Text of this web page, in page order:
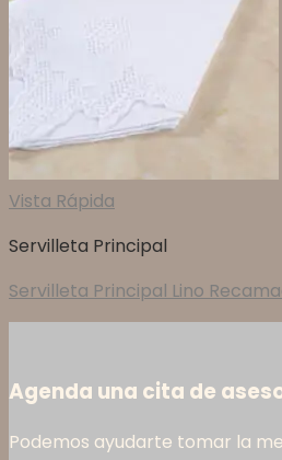
Vista Rápida
Servilleta Principal
Servilleta Principal Lino
Agenda una cita de
Podemos ayudarte tomar la